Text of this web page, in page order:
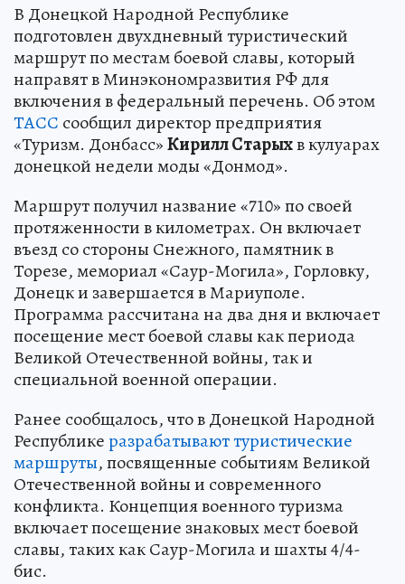
В Донецкой Народной Республике
подготовлен двухдневный туристический
маршрут по местам боевой славы, который
направят в Минэкономразвития РФ для
включения в федеральный перечень. Об этом
ТАСС сообщил директор предприятия
«Туризм. Донбасс»Кирилл Старыхв кулуарах
донецкой недели моды «Донмод».
Маршрут получил название «710» по своей
протяженности в километрах. Он включает
въезд со стороны Снежного, памятник в
Торезе, мемориал «Саур-Могила», Горловку,
Донецк и завершается в Мариуполе.
Программа рассчитана на два дня и включает
посещение мест боевой славы как периода
Великой Отечественной войны, так и
специальной военной операции.
Ранее сообщалось, что в Донецкой Народной
Республикеразрабатывают туристические
маршруты, посвященные событиям Великой
Отечественной войны и современного
конфликта. Концепция военного туризма
включает посещение знаковых мест боевой
славы, таких как Саур-Могила и шахты 4/4-
бис.